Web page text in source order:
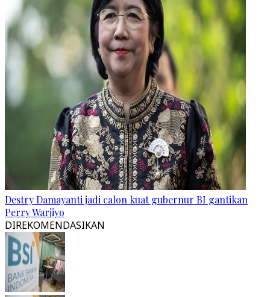
Destry Damayanti jadi calon kuat gubernur BI gantikan
Perry Warjiyo
DIREKOMENDASIKAN